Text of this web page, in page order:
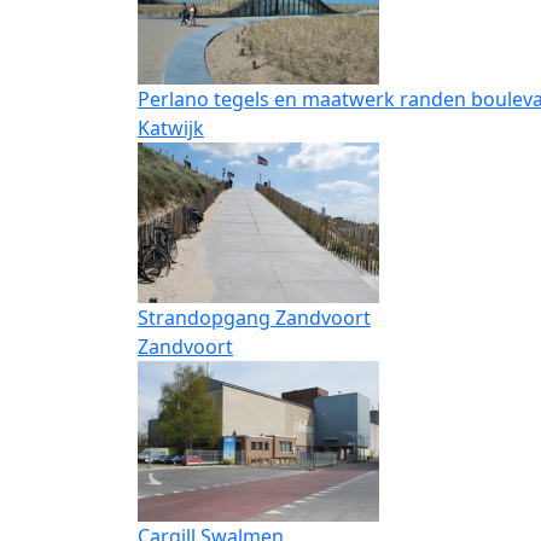
Perlano tegels en maatwerk randen
Katwijk
Strandopgang Zandvoort
Zandvoort